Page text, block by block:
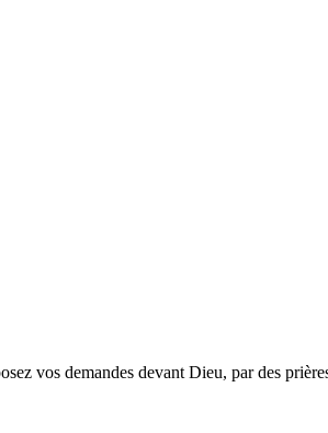
vos demandes devant Dieu, par des